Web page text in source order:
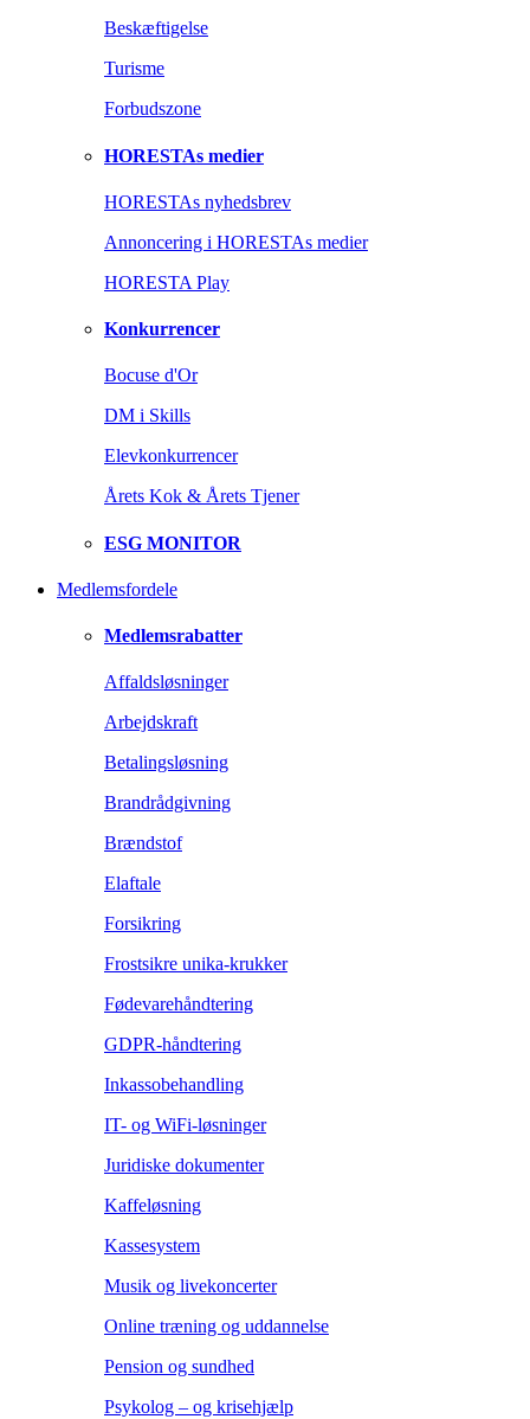
Beskæftigelse
Turisme
Forbudszone
HORESTAs medier
HORESTAs nyhedsbrev
Annoncering i HORESTAs medier
HORESTA Play
Konkurrencer
Bocuse d'Or
DM i Skills
Elevkonkurrencer
Årets Kok & Årets Tjener
ESG MONITOR
Medlemsfordele
Medlemsrabatter
Affaldsløsninger
Arbejdskraft
Betalingsløsning
Brandrådgivning
Brændstof
Elaftale
Forsikring
Frostsikre unika-krukker
Fødevarehåndtering
GDPR-håndtering
Inkassobehandling
IT- og WiFi-løsninger
Juridiske dokumenter
Kaffeløsning
Kassesystem
Musik og livekoncerter
Online træning og uddannelse
Pension og sundhed
Psykolog – og krisehjælp